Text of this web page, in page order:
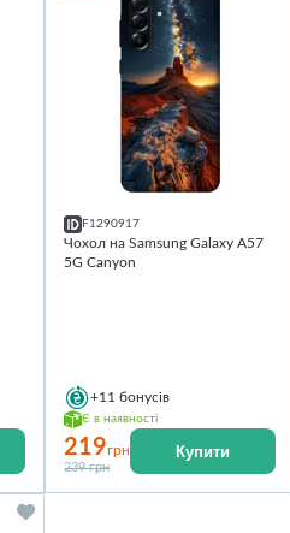
F1290917
Чохол на Samsung Galaxy A57
5G Canyon
+11 бонусів
Є в наявності
219грн
239 грн
Купити